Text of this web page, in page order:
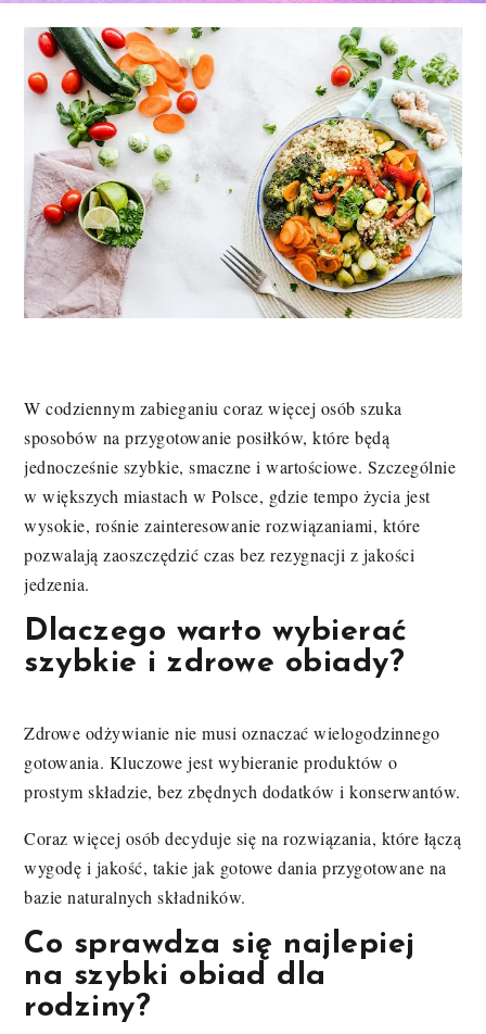
W codziennym zabieganiu coraz więcej osób szuka
sposobów na przygotowanie posiłków, które będą
jednocześnie szybkie, smaczne i wartościowe. Szczególnie
w większych miastach w Polsce, gdzie tempo życia jest
wysokie, rośnie zainteresowanie rozwiązaniami, które
pozwalają zaoszczędzić czas bez rezygnacji z jakości
jedzenia.
Dlaczego warto wybierać
szybkie i zdrowe obiady?
Zdrowe odżywianie nie musi oznaczać wielogodzinnego
gotowania. Kluczowe jest wybieranie produktów o
prostym składzie, bez zbędnych dodatków i konserwantów.
Coraz więcej osób decyduje się na rozwiązania, które łączą
wygodę i jakość, takie jak gotowe dania przygotowane na
bazie naturalnych składników.
Co sprawdza się najlepiej
na szybki obiad dla
rodziny?